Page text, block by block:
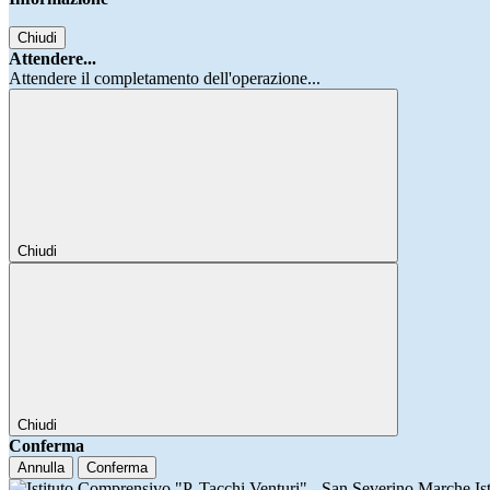
Chiudi
Attendere...
Attendere il completamento dell'operazione...
Chiudi
Chiudi
Conferma
Annulla Conferma